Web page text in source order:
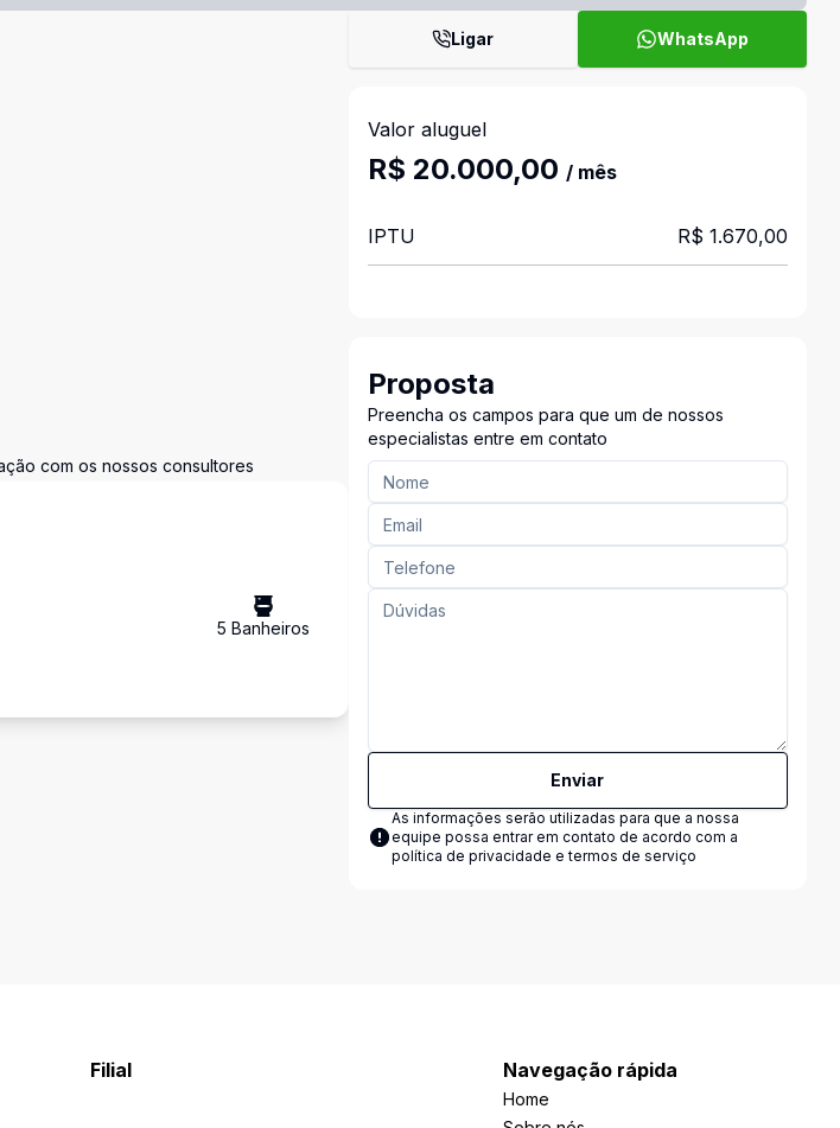
com os nossos consultores
5 Banheiros
Ligar WhatsApp
Valor aluguel
R$ 20.000,00 / mês
IPTU R$ 1.670,00
Proposta
Preencha os campos para que um de nossos
especialistas entre em contato
Enviar
As informações serão utilizadas para que a nossa
equipe possa entrar em contato de acordo com a
política de privacidade e termos de serviço
Filial Navegação rápida
Home